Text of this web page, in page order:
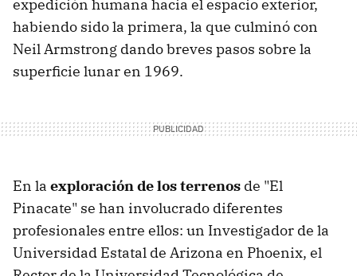
expedición humana hacia el espacio exterior,
habiendo sido la primera, la que culminó con
Neil Armstrong dando breves pasos sobre la
superficie lunar en 1969.
En la exploración de los terrenos de "El
Pinacate" se han involucrado diferentes
profesionales entre ellos: un Investigador de la
Universidad Estatal de Arizona en Phoenix, el